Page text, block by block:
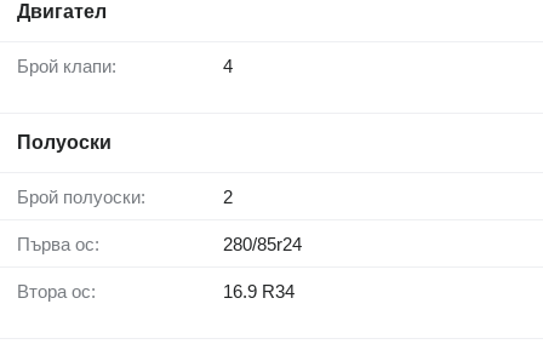
Двигател
Брой клапи: 4
Полуоски
Брой полуоски: 2
Първа ос: 280/85r24
Втора ос: 16.9 R34